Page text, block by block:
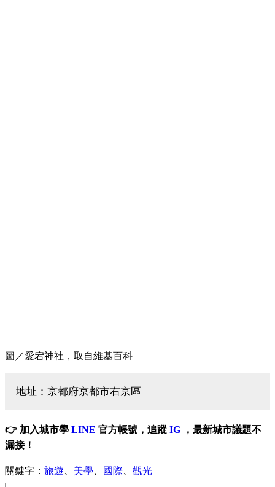
圖／愛宕神社，取自維基百科
地址：京都府京都市右京區
👉 加入城市學 LINE 官方帳號，追蹤 IG ，最新城市議題不
漏接！
關鍵字： 旅遊 美學 國際 觀光